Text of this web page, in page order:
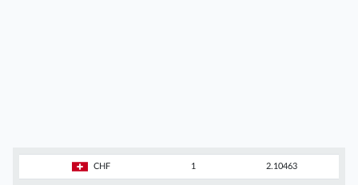
CHF 1 2.10463